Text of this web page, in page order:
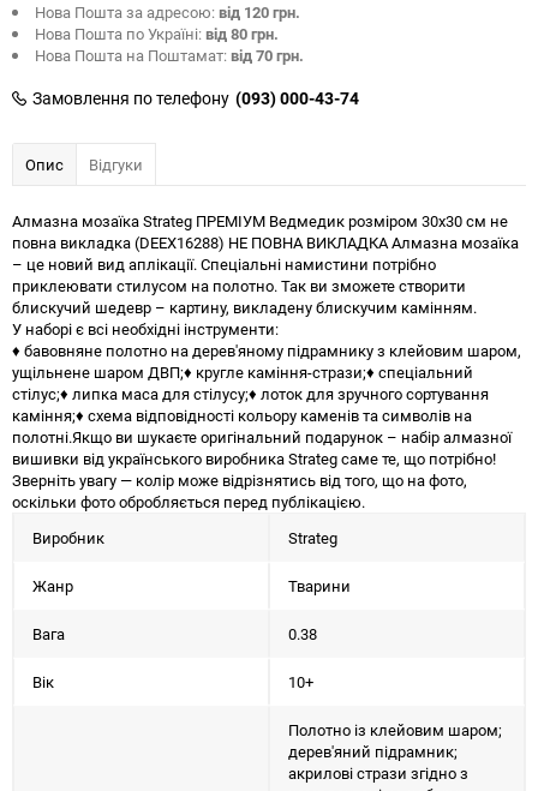
Нова Пошта за адресою:від 120 грн.
Нова Пошта по Україні:від 80 грн.
Нова Пошта на Поштамат:від 70 грн.
Замовлення по телефону (093) 000-43-74
Опис Відгуки
Алмазна мозаїка Strateg ПРЕМІУМ Ведмедик розміром 30х30 см не
повна викладка (DEEX16288) НЕ ПОВНА ВИКЛАДКА Алмазна мозаїка
– це новий вид аплікації. Спеціальні намистини потрібно
приклеювати стилусом на полотно. Так ви зможете створити
блискучий шедевр – картину, викладену блискучим камінням.
У наборі є всі необхідні інструменти:
♦ бавовняне полотно на дерев'яному підрамнику з клейовим шаром,
ущільнене шаром ДВП;♦ кругле каміння-стрази;♦ спеціальний
стілус;♦ липка маса для стілусу;♦ лоток для зручного сортування
каміння;♦ схема відповідності кольору каменів та символів на
полотні.Якщо ви шукаєте оригінальний подарунок – набір алмазної
вишивки від українського виробника Strateg саме те, що потрібно!
Зверніть увагу — колір може відрізнятись від того, що на фото,
оскільки фото обробляється перед публікацією.
Виробник
Strateg
Жанр Тварини
Вага 0.38
Вік 10+
Полотно із клейовим шаром;
дерев'яний підрамник;
акрилові стрази згідно з